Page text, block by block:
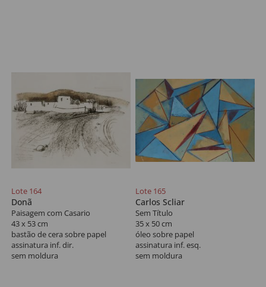
Lote 164
Donã
Paisagem com Casario
43 x 53 cm
bastão de cera sobre papel
assinatura inf. dir.
sem moldura
Lote 165
Carlos Scliar
Sem Título
35 x 50 cm
óleo sobre papel
assinatura inf. esq.
sem moldura